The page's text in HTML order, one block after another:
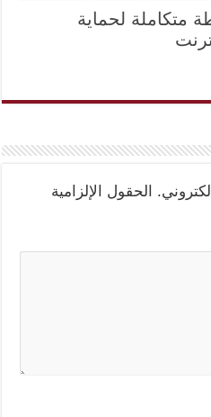
لحماية
الحقول الإلزامية